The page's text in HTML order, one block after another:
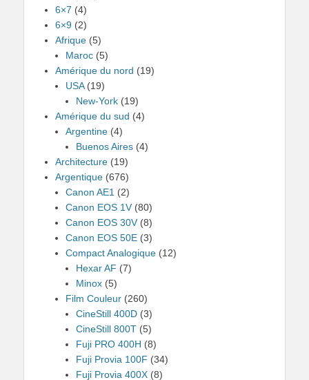
6×7 (4)
6×9 (2)
Afrique (5)
Maroc (5)
Amérique du nord (19)
USA(19)
New-York (19)
Amérique du sud (4)
Argentine (4)
Buenos Aires (4)
Architecture (19)
Argentique (676)
Canon AE1 (2)
Canon EOS 1V (80)
Canon EOS 30V (8)
Canon EOS 50E (3)
Compact Analogique (12)
Hexar AF (7)
Minox (5)
Film Couleur (260)
CineStill 400D (3)
CineStill 800T (5)
Fuji PRO 400H (8)
Fuji Provia 100F (34)
Fuji Provia 400X (8)